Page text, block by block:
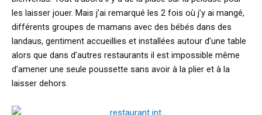
les laisser jouer. Mais j’ai remarqué les 2 fois où j’y ai mangé,
différents groupes de mamans avec des bébés dans des
landaus, gentiment accueillies et installées autour d’une table
alors que dans d’autres restaurants il est impossible même
d’amener une seule poussette sans avoir à la plier et à la
laisser dehors.